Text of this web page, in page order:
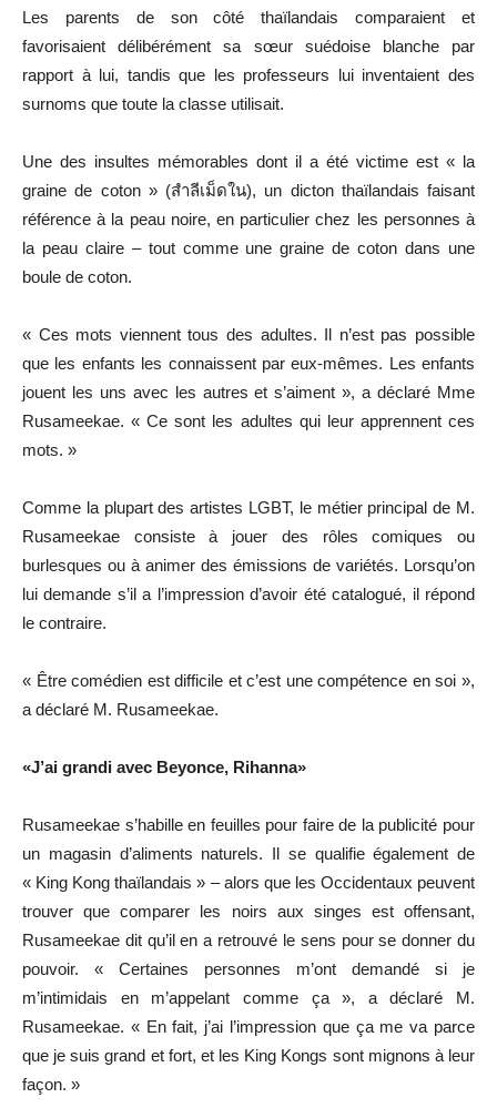
Les parents de son côté thaïlandais comparaient et
favorisaient délibérément sa sœur suédoise blanche par
rapport à lui, tandis que les professeurs lui inventaient des
surnoms que toute la classe utilisait.
Une des insultes mémorables dont il a été victime est « la
graine de coton » (สำลีเม็ดใน), un dicton thaïlandais faisant
référence à la peau noire, en particulier chez les personnes à
la peau claire – tout comme une graine de coton dans une
boule de coton.
« Ces mots viennent tous des adultes. Il n’est pas possible
que les enfants les connaissent par eux-mêmes. Les enfants
jouent les uns avec les autres et s’aiment », a déclaré Mme
Rusameekae. « Ce sont les adultes qui leur apprennent ces
mots. »
Comme la plupart des artistes LGBT, le métier principal de M.
Rusameekae consiste à jouer des rôles comiques ou
burlesques ou à animer des émissions de variétés. Lorsqu’on
lui demande s’il a l’impression d’avoir été catalogué, il répond
le contraire.
« Être comédien est difficile et c’est une compétence en soi »,
a déclaré M. Rusameekae.
«J’ai grandi avec Beyonce, Rihanna»
Rusameekae s’habille en feuilles pour faire de la publicité pour
un magasin d’aliments naturels. Il se qualifie également de
« King Kong thaïlandais » – alors que les Occidentaux peuvent
trouver que comparer les noirs aux singes est offensant,
Rusameekae dit qu’il en a retrouvé le sens pour se donner du
pouvoir. « Certaines personnes m’ont demandé si je
m’intimidais en m’appelant comme ça », a déclaré M.
Rusameekae. « En fait, j’ai l’impression que ça me va parce
que je suis grand et fort, et les King Kongs sont mignons à leur
façon. »